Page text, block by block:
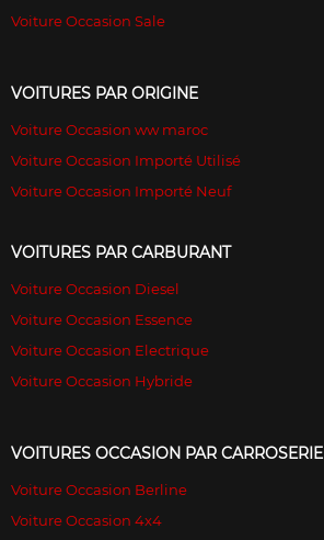
Voiture Occasion Sale
VOITURES PAR ORIGINE
Voiture Occasion ww maroc
Voiture Occasion Importé Utilisé
Voiture Occasion Importé Neuf
VOITURES PAR CARBURANT
Voiture Occasion Diesel
Voiture Occasion Essence
Voiture Occasion Electrique
Voiture Occasion Hybride
VOITURES OCCASION PAR CARROSERIE
Voiture Occasion Berline
Voiture Occasion 4x4